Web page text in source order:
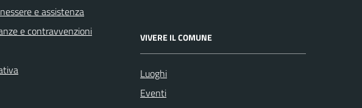
e assistenza
e contravvenzioni
VIVERE IL COMUNE
Luoghi
Eventi